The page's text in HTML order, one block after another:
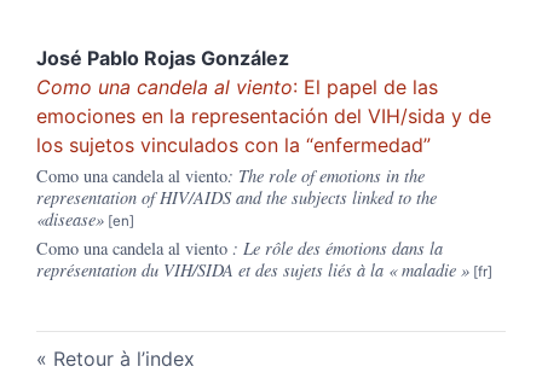
José Pablo Rojas González
Como una candela al viento: El papel de las
emociones en la representación del VIH/sida y de
los sujetos vinculados con la “enfermedad”
Como una candela al viento: The role of emotions in the
representation of HIV/AIDS and the subjects linked to the
«disease»
Como una candela al viento : Le rôle des émotions dans la
représentation du VIH/SIDA et des sujets liés à la « maladie »
Retour à l’index